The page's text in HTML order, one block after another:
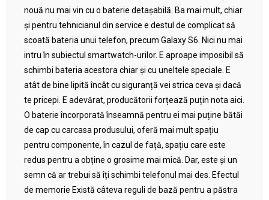
nouă nu mai vin cu o baterie detașabilă. Ba mai mult, chiar
și pentru tehnicianul din service e destul de complicat să
scoată bateria unui telefon, precum Galaxy S6. Nici nu mai
intru în subiectul smartwatch-urilor. E aproape imposibil să
schimbi bateria acestora chiar și cu uneltele speciale. E
atât de bine lipită încât cu siguranță vei strica ceva și dacă
te pricepi. E adevărat, producătorii forțează puțin nota aici.
O baterie încorporată înseamnă pentru ei mai puține bătăi
de cap cu carcasa produsului, oferă mai mult spațiu
pentru componente, în cazul de față, spațiu care este
redus pentru a obține o grosime mai mică. Dar, este și un
semn că ar trebui să îți schimbi telefonul mai des. Efectul
de memorie Există câteva reguli de bază pentru a păstra